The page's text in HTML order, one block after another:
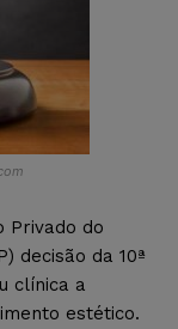
Privado do
decisão da 10ª
clínica a
estético.